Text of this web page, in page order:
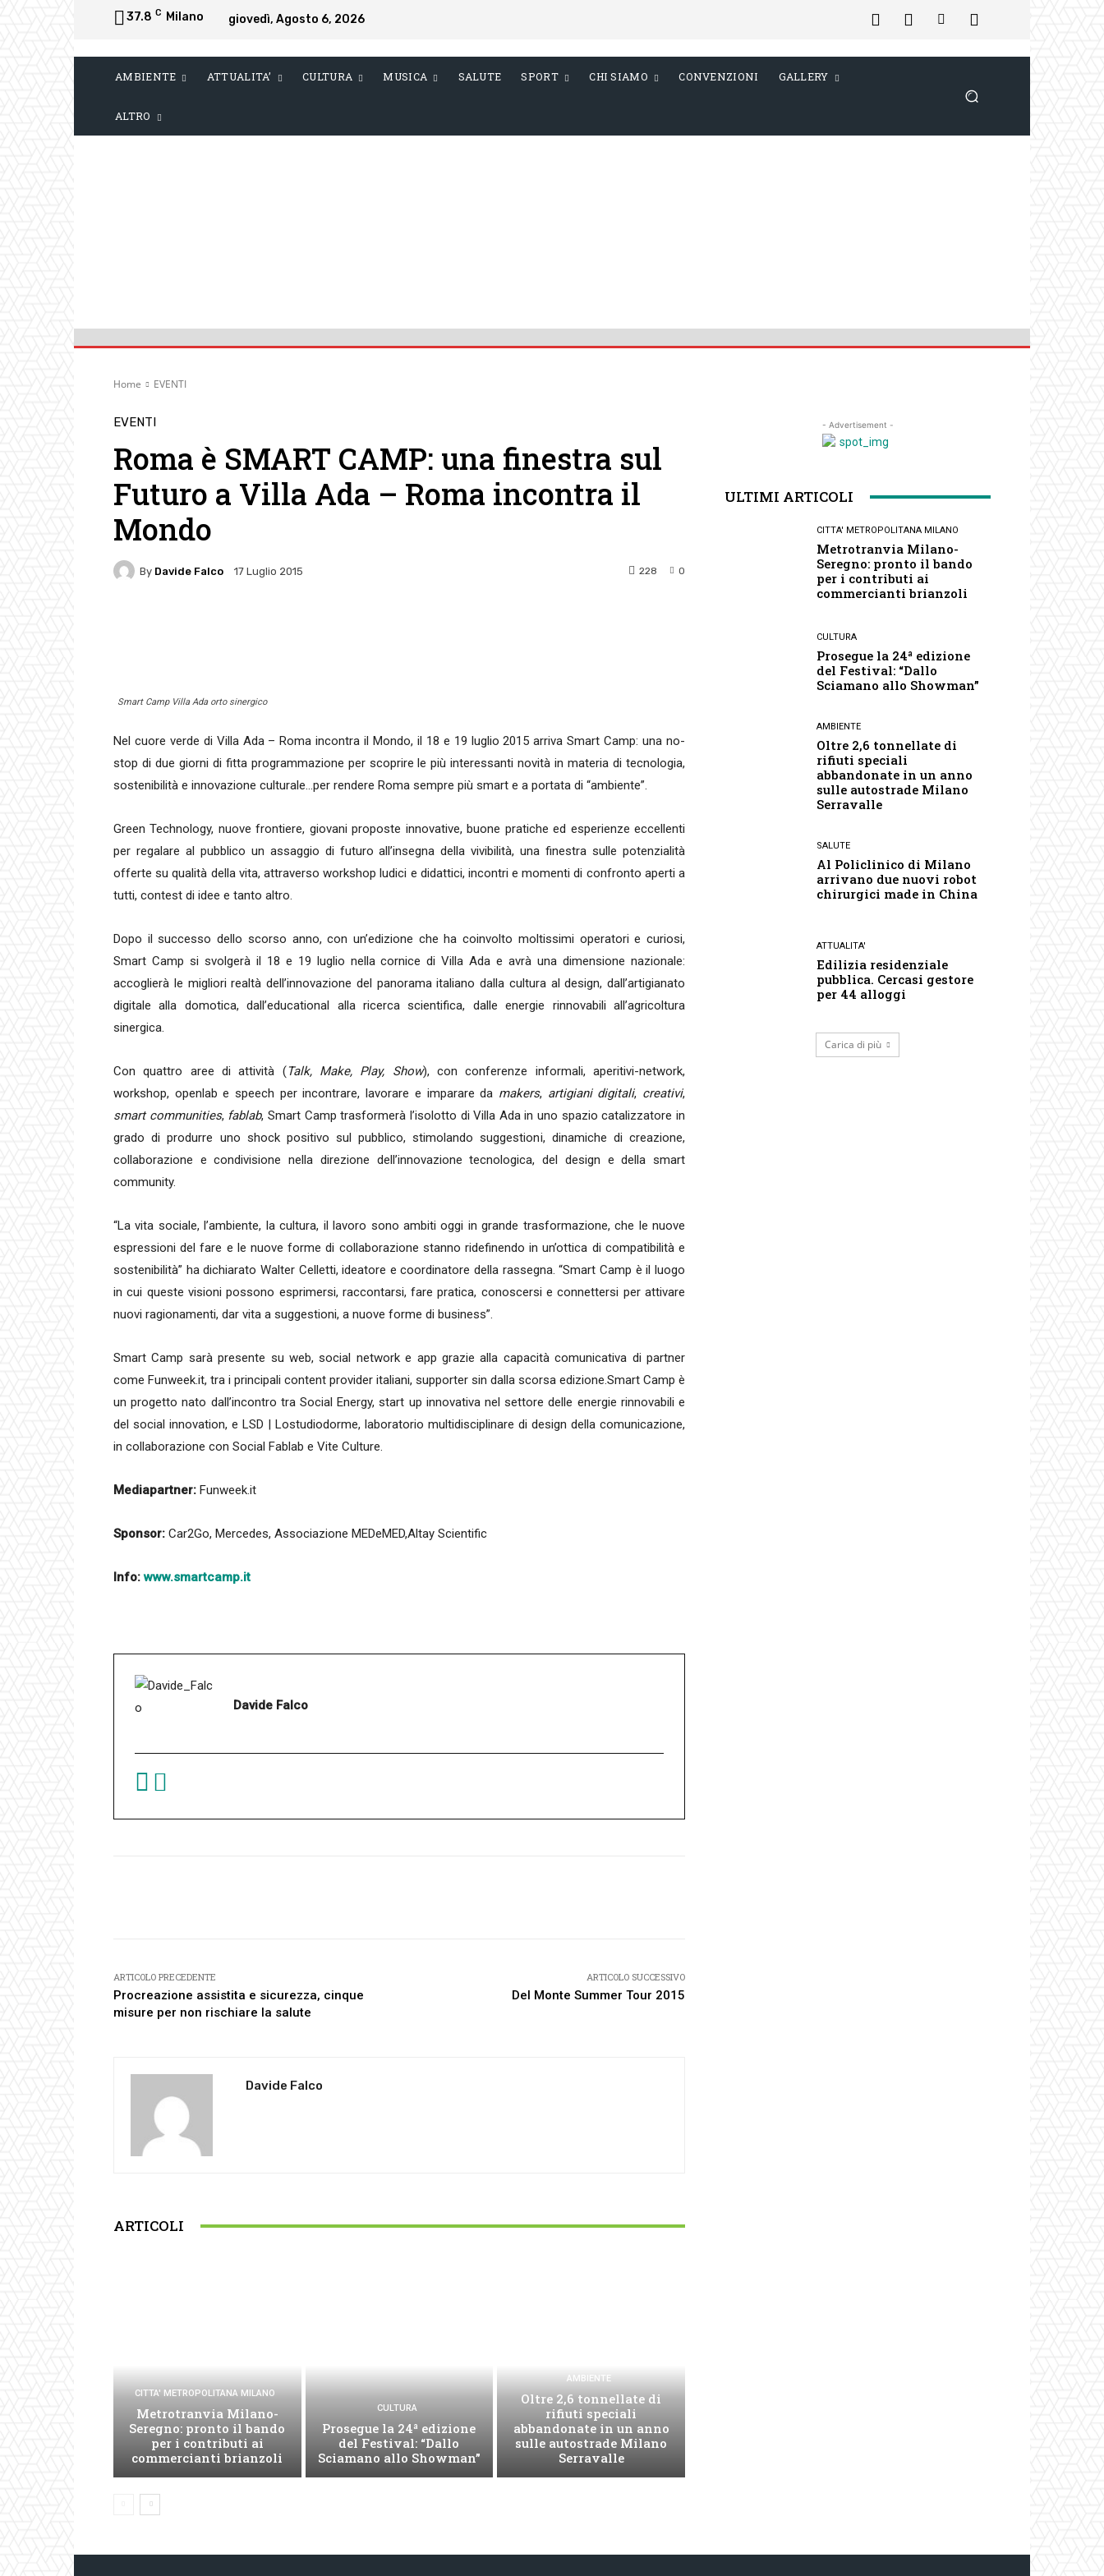
37.8 C Milano giovedì, Agosto 6, 2026
AMBIENTE ATTUALITA’ CULTURA MUSICA SALUTE SPORT CHI SIAMO CONVENZIONI GALLERY
ALTRO
Home EVENTI
EVENTI
Roma è SMART CAMP: una finestra sul
Futuro a Villa Ada – Roma incontra il
Mondo
By Davide Falco 17 Luglio 2015 0
228
Smart Camp Villa Ada orto sinergico
Nel cuore verde di Villa Ada – Roma incontra il Mondo, il 18 e 19 luglio 2015 arriva Smart Camp: una no-
stop di due giorni di fitta programmazione per scoprire le più interessanti novità in materia di tecnologia,
sostenibilità e innovazione culturale…per rendere Roma sempre più smart e a portata di “ambiente”.
Green Technology, nuove frontiere, giovani proposte innovative, buone pratiche ed esperienze eccellenti
per regalare al pubblico un assaggio di futuro all’insegna della vivibilità, una finestra sulle potenzialità
offerte su qualità della vita, attraverso workshop ludici e didattici, incontri e momenti di confronto aperti a
tutti, contest di idee e tanto altro.
Dopo il successo dello scorso anno, con un’edizione che ha coinvolto moltissimi operatori e curiosi,
Smart Camp si svolgerà il 18 e 19 luglio nella cornice di Villa Ada e avrà una dimensione nazionale:
accoglierà le migliori realtà dell’innovazione del panorama italiano dalla cultura al design, dall’artigianato
digitale alla domotica, dall’educational alla ricerca scientifica, dalle energie rinnovabili all’agricoltura
sinergica.
Con quattro aree di attività (Talk, Make, Play, Show), con conferenze informali, aperitivi-network,
workshop, openlab e speech per incontrare, lavorare e imparare da makers, artigiani digitali, creativi,
smart communities, fablab, Smart Camp trasformerà l’isolotto di Villa Ada in uno spazio catalizzatore in
grado di produrre uno shock positivo sul pubblico, stimolando suggestioni, dinamiche di creazione,
collaborazione e condivisione nella direzione dell’innovazione tecnologica, del design e della smart
community.
“La vita sociale, l’ambiente, la cultura, il lavoro sono ambiti oggi in grande trasformazione, che le nuove
espressioni del fare e le nuove forme di collaborazione stanno ridefinendo in un’ottica di compatibilità e
sostenibilità” ha dichiarato Walter Celletti, ideatore e coordinatore della rassegna. “Smart Camp è il luogo
in cui queste visioni possono esprimersi, raccontarsi, fare pratica, conoscersi e connettersi per attivare
nuovi ragionamenti, dar vita a suggestioni, a nuove forme di business”.
Smart Camp sarà presente su web, social network e app grazie alla capacità comunicativa di partner
come Funweek.it, tra i principali content provider italiani, supporter sin dalla scorsa edizione.Smart Camp è
un progetto nato dall’incontro tra Social Energy, start up innovativa nel settore delle energie rinnovabili e
del social innovation, e LSD | Lostudiodorme, laboratorio multidisciplinare di design della comunicazione,
in collaborazione con Social Fablab e Vite Culture.
Mediapartner: Funweek.it
Sponsor: Car2Go, Mercedes, Associazione MEDeMED,Altay Scientific
Info:www.smartcamp.it
Davide Falco
ARTICOLO PRECEDENTE
Procreazione assistita e sicurezza, cinque
misure per non rischiare la salute
ARTICOLO SUCCESSIVO
Del Monte Summer Tour 2015
Davide Falco
ARTICOLI
CITTA' METROPOLITANA MILANO
Metrotranvia Milano-
Seregno: pronto il bando
per i contributi ai
commercianti brianzoli
CULTURA
Prosegue la 24ª edizione
del Festival: “Dallo
Sciamano allo Showman”
AMBIENTE
Oltre 2,6 tonnellate di
rifiuti speciali
abbandonate in un anno
sulle autostrade Milano
Serravalle
- Advertisement -
ULTIMI ARTICOLI
CITTA' METROPOLITANA MILANO
Metrotranvia Milano-
Seregno: pronto il bando
per i contributi ai
commercianti brianzoli
CULTURA
Prosegue la 24ª edizione
del Festival: “Dallo
Sciamano allo Showman”
AMBIENTE
Oltre 2,6 tonnellate di
rifiuti speciali
abbandonate in un anno
sulle autostrade Milano
Serravalle
SALUTE
Al Policlinico di Milano
arrivano due nuovi robot
chirurgici made in China
ATTUALITA'
Edilizia residenziale
pubblica. Cercasi gestore
per 44 alloggi
Carica di più